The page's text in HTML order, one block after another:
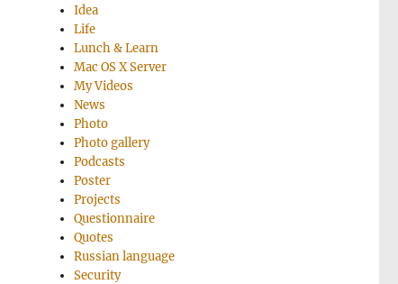
Idea
Life
Lunch & Learn
Mac OS X Server
My Videos
News
Photo
Photo gallery
Podcasts
Poster
Projects
Questionnaire
Quotes
Russian language
Security